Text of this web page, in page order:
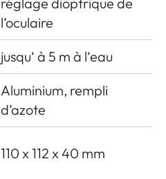
l’oculaire
jusqu‘ à 5 m à l‘eau
Aluminium, rempli
d’azote
110 x 112 x 40 mm